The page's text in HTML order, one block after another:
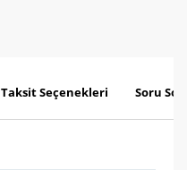
Taksit Seçenekleri Soru